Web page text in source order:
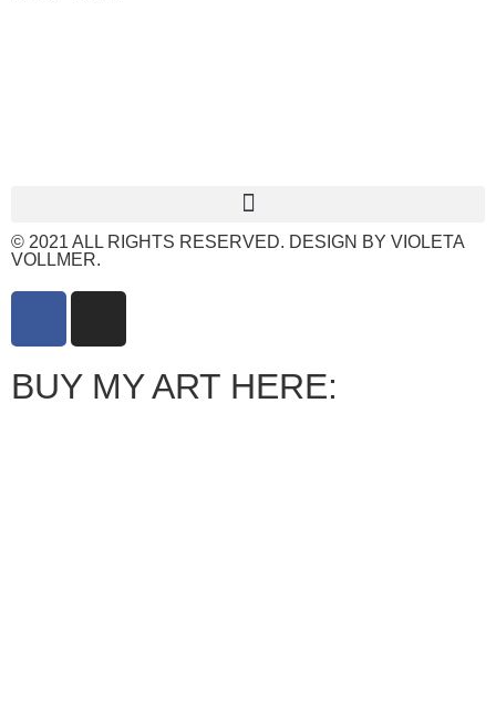
© 2021 ALL RIGHTS RESERVED. DESIGN BY VIOLETA
VOLLMER.
BUY MY ART HERE: